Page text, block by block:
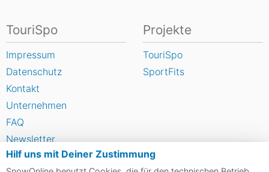
Hilf uns mit Deiner Zustimmung
TouriSpo
Impressum
Datenschutz
Kontakt
Unternehmen
FAQ
Newsletter
Widget
Projekte
TouriSpo
SportFits